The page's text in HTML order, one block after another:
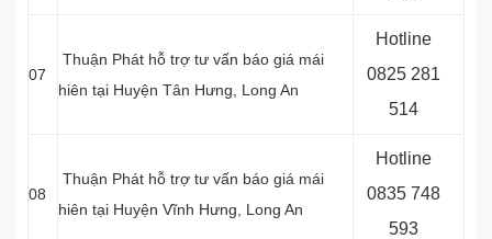
07
Thuận Phát hỗ trợ tư vấn báo giá mái
hiên tại Huyện Tân Hưng , Long An
Hotline
0825 281
514
08
Thuận Phát hỗ trợ tư vấn báo giá mái
hiên tại Huyện Vĩnh Hưng , Long An
Hotline
0835 748
593